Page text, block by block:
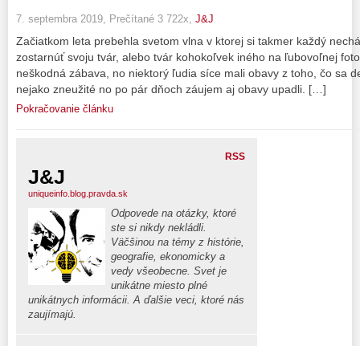
7. septembra 2019, Prečítané 3 722x, J&J
Začiatkom leta prebehla svetom vlna v ktorej si takmer každý
zostarnúť svoju tvár, alebo tvár kohokoľvek iného na ľubovoľnej
neškodná zábava, no niektorý ľudia síce mali obavy z toho, čo sa
nejako zneužité no po pár dňoch záujem aj obavy upadli. […]
Pokračovanie článku
RSS
J&J
uniqueinfo.blog.pravda.sk
Odpovede na otázky, ktoré
ste si nikdy nekládli.
Väčšinou na témy z histórie,
geografie, ekonomicky a
vedy všeobecne. Svet je
unikátne miesto plné
unikátnych informácii. A ďalšie veci, ktoré nás
zaujímajú.